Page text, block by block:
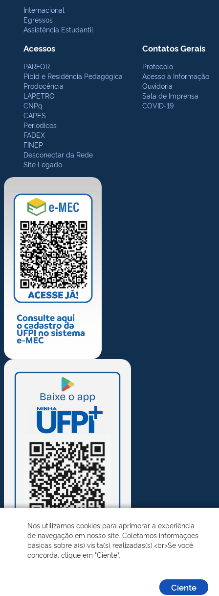
Internacional
Egressos
Assistência Estudantil
Acessos
PARFOR
Pibid e Residência Pedagógica
Prodocência
LAPETRO
CNPq
CAPES
Periódicos
FADEX
FINEP
Desconectar da Rede
Site Legado
Contatos Gerais
Protocolo
Acesso à Informação
Ouvidoria
Sala de Imprensa
COVID-19
Nós utilizamos cookies para aprimorar a experiência
de navegação em nosso site. Coletamos informações
básicas sobre a(s) visita(s) realizadas(s).<br>Se você
concorda, clique em "Ciente".
Ciente